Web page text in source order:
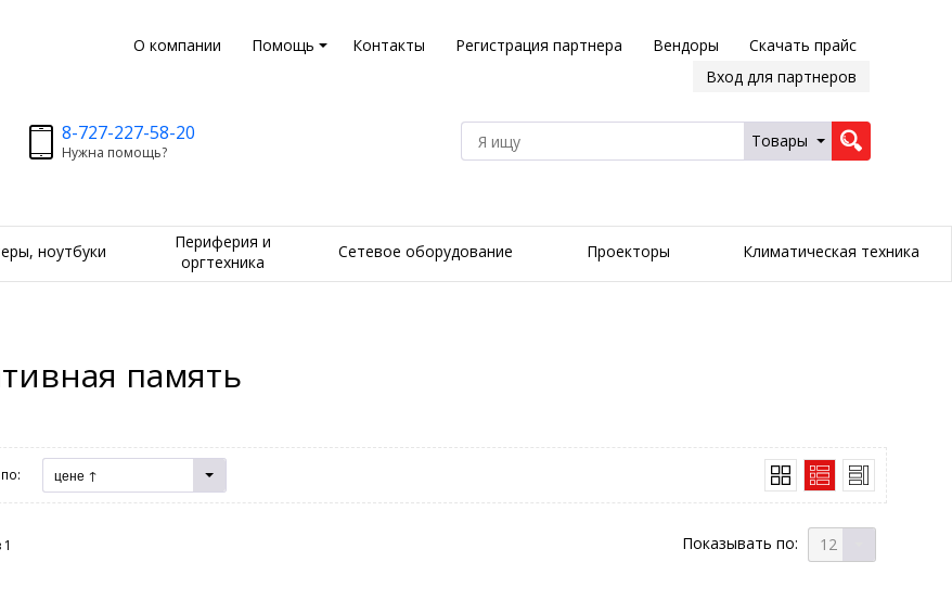
О компании Помощь Контакты Регистрация партнера Вендоры
Скачать прайс
Вход для партнеров
8-727-227-58-20
Нужна помощь?
Товары
ноутбуки
Периферия и
оргтехника
Сетевое оборудование Проекторы Климатическая техника
память
цене ↑
Показывать по: 12
1